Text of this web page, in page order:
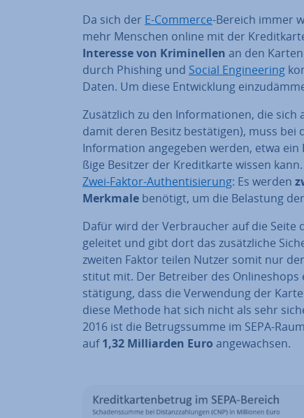
Da sich der E-Commerce-Bereich immer
mehr Menschen online mit der
Interesse von Kri­mi­nel­len an den
durch Phishing und Social En­gi­nee­ring
Daten. Um diese Ent­wick­lung
Zu­sätz­lich zu den In­for­ma­tio­nen, die sich
damit deren Besitz be­stä­ti­gen), muss bei
In­for­ma­ti­on angegeben werden, etwa
ßi­ge Besitzer der Kre­dit­kar­te wissen
Zwei-Faktor-Au­then­ti­sie­rung: Es werden
Merkmale benötigt, um die Belastung
Dafür wird der Ver­brau­cher auf die
ge­lei­tet und gibt dort das zu­sätz­li­che
zweiten Faktor teilen Nutzer somit nur
sti­tut mit. Der Betreiber des
stä­ti­gung, dass die Ver­wen­dung der
diese Methode hat sich nicht als sehr
2016 ist die Be­trugs­sum­me im SEPA-Raum
auf1,32 Mil­li­ar­den Euro an­ge­wach­sen.